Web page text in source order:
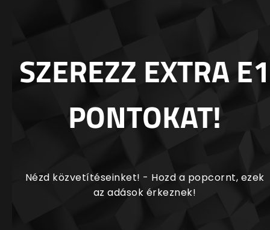
SZEREZZ EXTRA E1
PONTOKAT!
Nézd közvetítéseinket! - Hozd a popcornt, ezek
az adások érkeznek!